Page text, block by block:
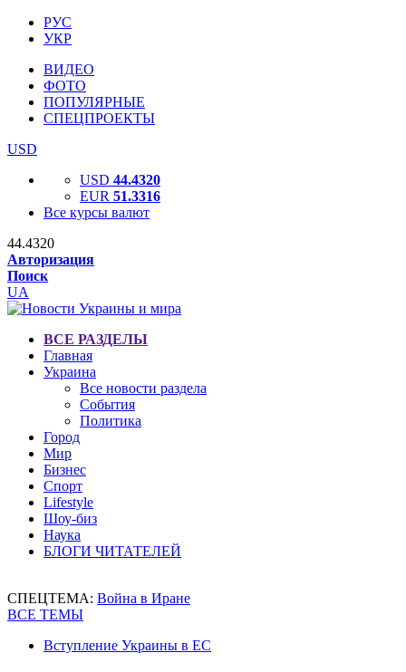
РУС
УКР
ВИДЕО
ФОТО
ПОПУЛЯРНЫЕ
СПЕЦПРОЕКТЫ
USD
USD 44.4320
EUR 51.3316
Все курсы валют
44.4320
Авторизация
Поиск
UA
ВСЕ РАЗДЕЛЫ
Главная
Украина
Все новости раздела
События
Политика
Город
Мир
Бизнес
Спорт
Lifestyle
Шоу-биз
Наука
БЛОГИ ЧИТАТЕЛЕЙ
СПЕЦТЕМА: Война в Иране
ВСЕ ТЕМЫ
Вступление Украины в ЕС